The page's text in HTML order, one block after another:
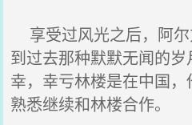
享受过风光之后，阿
到过去那种默默无闻的
幸，幸亏林楼是在中国
熟悉继续和林楼合作。